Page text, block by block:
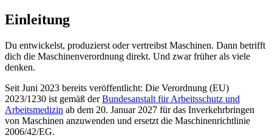
Einleitung
Du entwickelst, produzierst oder vertreibst Maschinen. Dann betrifft
dich die Maschinenverordnung direkt. Und zwar früher als viele
denken.
Seit Juni 2023 bereits veröffentlicht: Die Verordnung (EU)
2023/1230 ist gemäß derBundesanstalt für Arbeitsschutz und
Arbeitsmedizin ab dem 20. Januar 2027 für das Inverkehrbringen
von Maschinen anzuwenden und ersetzt die Maschinenrichtlinie
2006/42/EG.